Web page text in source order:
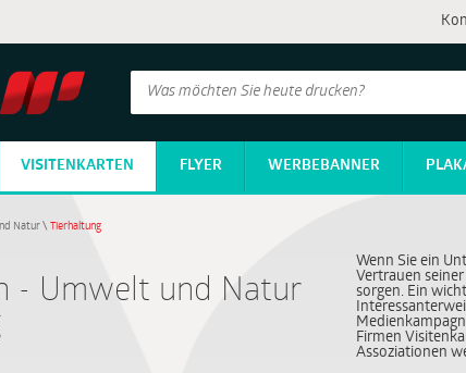
VISITENKARTEN FLYER WERBEBANNER
Natur\ Tierhaltung
- Umwelt und Natur
Wenn Sie ein
Vertrauen
sorgen. Ein
Firmen
Assoziationen